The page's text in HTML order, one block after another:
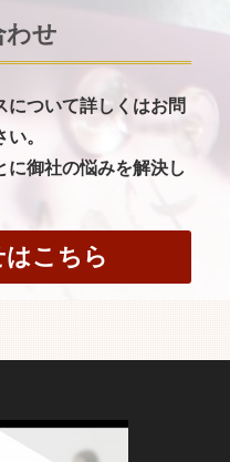
わせ
について詳しくはお問
。
に御社の悩みを解決し
こちら